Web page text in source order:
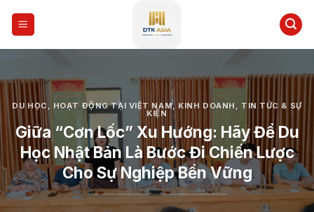
DU HỌC, HOẠT ĐỘNG TẠI VIỆT NAM, KINH DOANH , TIN TỨC & SỰ
KIỆN
Giữa “Cơn Lốc” Xu Hướng: Hãy Để Du
Học Nhật Bản Là Bước Đi Chiến Lược
Cho Sự Nghiệp Bền Vững